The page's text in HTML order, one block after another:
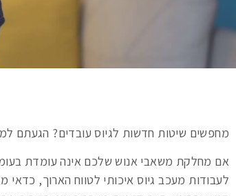
מחפשים שיטות חדשות לגיוס עובדים? הגעתם
אם מחלקת משאבי אנוש שלכם אינה עומדת
לעבודות מעכב גיוס איכותי לטווח הארוך, כדאי